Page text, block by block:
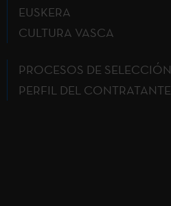
EUSKERA
CULTURA VASCA
PROCESOS DE SELECCIÓN
PERFIL DEL CONTRATANTE